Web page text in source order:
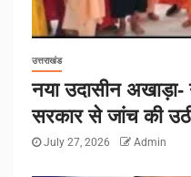
उत्तराखंड
नया उदासीन अखाड़ा-
सरकार से जांच की
July 27, 2026 Admin